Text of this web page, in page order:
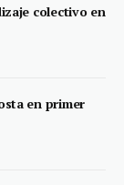
colectivo en
en primer